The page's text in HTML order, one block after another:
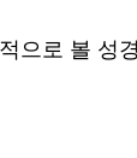
으로 볼 성